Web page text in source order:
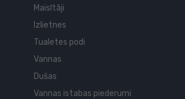
Maisītāji
Izlietnes
Tualetes podi
Vannas
Dušas
Vannas istabas piederumi